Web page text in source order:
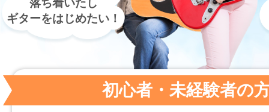
落ち着いたし
ギターをはじめたい！
初心者・未経験者の